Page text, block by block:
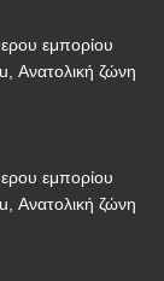
εμπορίου
Ανατολική ζώνη
εμπορίου
Ανατολική ζώνη